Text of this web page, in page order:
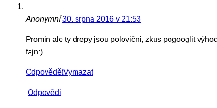
Anonymní 30. srpna 2016 v 21:53
Promin ale ty drepy jsou poloviční, zkus pogooglit
fajn:)
OdpovědětVymazat
Odpovědi